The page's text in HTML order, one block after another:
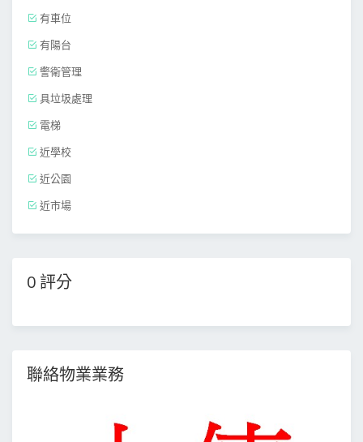
有車位
有陽台
警衛管理
具垃圾處理
電梯
近學校
近公園
近市場
0 評分
聯絡物業業務